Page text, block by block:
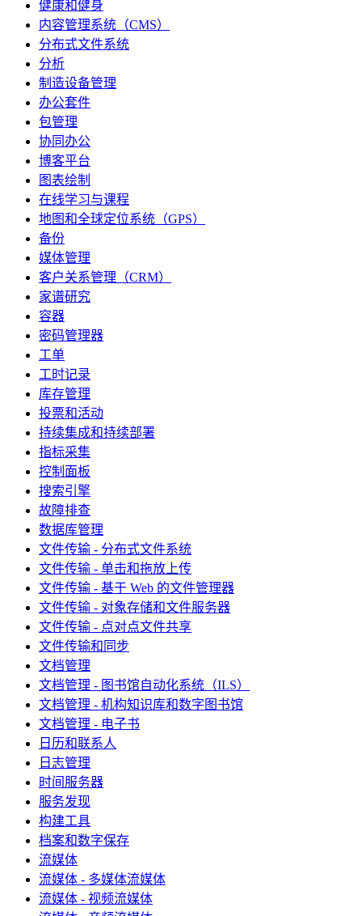
健康和健身
内容管理系统（CMS）
分布式文件系统
分析
制造设备管理
办公套件
包管理
协同办公
博客平台
图表绘制
在线学习与课程
地图和全球定位系统（GPS）
备份
媒体管理
客户关系管理（CRM）
家谱研究
容器
密码管理器
工单
工时记录
库存管理
投票和活动
持续集成和持续部署
指标采集
控制面板
搜索引擎
故障排查
数据库管理
文件传输 - 分布式文件系统
文件传输 - 单击和拖放上传
文件传输 - 基于 Web 的文件管理器
文件传输 - 对象存储和文件服务器
文件传输 - 点对点文件共享
文件传输和同步
文档管理
文档管理 - 图书馆自动化系统（ILS）
文档管理 - 机构知识库和数字图书馆
文档管理 - 电子书
日历和联系人
日志管理
时间服务器
服务发现
构建工具
档案和数字保存
流媒体
流媒体 - 多媒体流媒体
流媒体 - 视频流媒体